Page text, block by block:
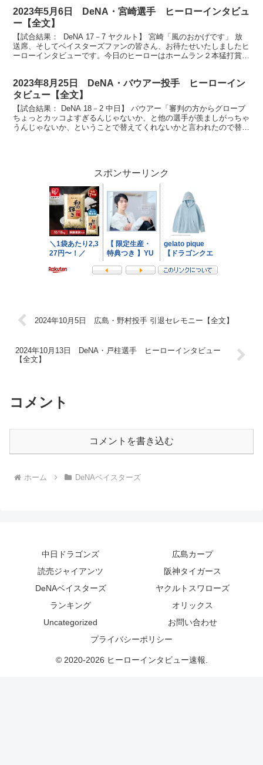
2023年5月6日 DeNA・宮崎選手 ヒーローインタビュ
ー【全文】
【試合結果： DeNA 17－7 ヤクルト】 宮崎「風のおかげです」 放
送席、そしてベイスターズファンの皆さん、お待たせいたしましたヒ
ーローインタビューです。今日のヒーローはホームラン２本猛打賞の
2023年8月25日 DeNA・バウアー投手 ヒーローイン
タビュー【全文】
【試合結果： DeNA 18－2 中日】 バウアー「審判の方からグローブ
ちょっとカッコよすぎるんじゃないか、と他の選手が羨ましがっちゃ
うんじゃないか、ということで替えてくれないかと言われたので替え
スポンサーリンク
2024年10月5日 広島・野村投手 引退セレモニー【全文】
2024年10月13日 DeNA・戸柱選手 ヒーローインタビュー
【全文】
コメント
コメントを書き込む
ホーム DeNAベイスターズ
中日ドラゴンズ
広島カープ
読売ジャイアンツ
阪神タイガース
DeNAベイスターズ
ヤクルトスワローズ
ランキング
オリックス
Uncategorized
お問い合わせ
プライバシーポリシー
© 2020-2026 ヒーローインタビュー速報.